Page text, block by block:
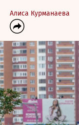
Алиса Курманаева